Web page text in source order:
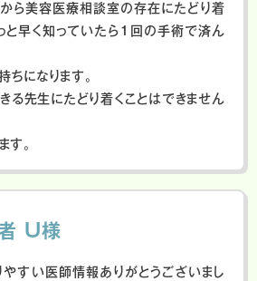
ら美容医療相談室の存在にたどり着
と早く知っていたら1回の手術で済ん
ちになります。
る先生にたどり着くことはできません
す。
U様
すい医師情報ありがとうございまし